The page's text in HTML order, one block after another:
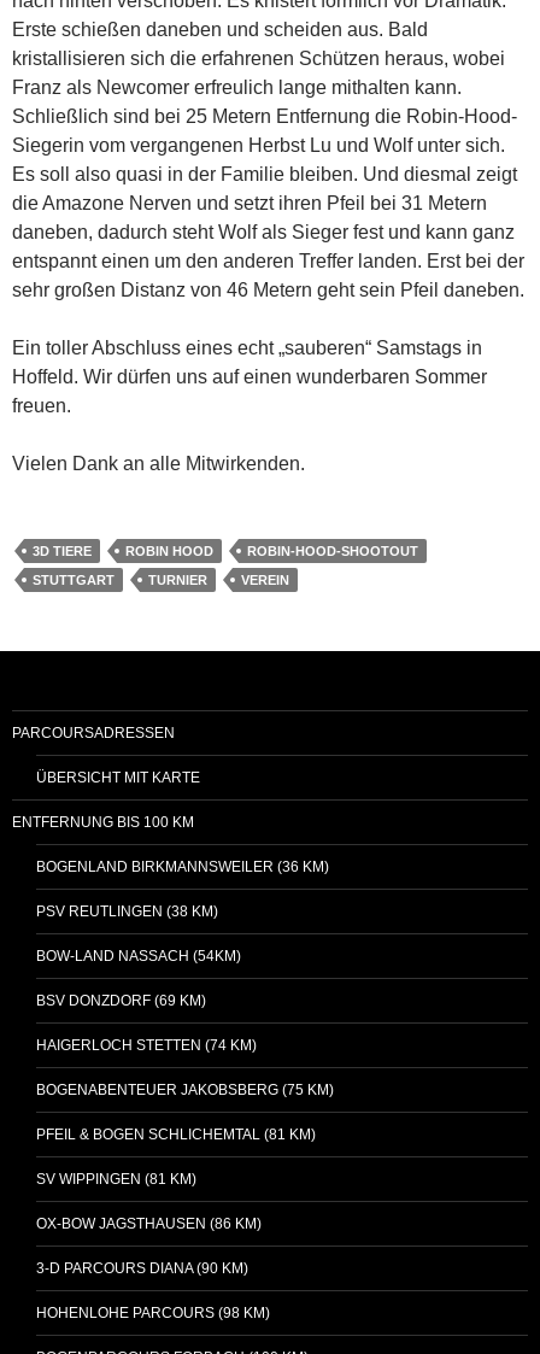
Erste schießen daneben und scheiden aus. Bald
kristallisieren sich die erfahrenen Schützen heraus, wobei
Franz als Newcomer erfreulich lange mithalten kann.
Schließlich sind bei 25 Metern Entfernung die Robin-Hood-
Siegerin vom vergangenen Herbst Lu und Wolf unter sich.
Es soll also quasi in der Familie bleiben. Und diesmal zeigt
die Amazone Nerven und setzt ihren Pfeil bei 31 Metern
daneben, dadurch steht Wolf als Sieger fest und kann ganz
entspannt einen um den anderen Treffer landen. Erst bei der
sehr großen Distanz von 46 Metern geht sein Pfeil daneben.
Ein toller Abschluss eines echt „sauberen“ Samstags in
Hoffeld. Wir dürfen uns auf einen wunderbaren Sommer
freuen.
Vielen Dank an alle Mitwirkenden.
3D TIERE ROBIN HOOD
ROBIN-HOOD-SHOOTOUT
STUTTGART
TURNIER VEREIN
PARCOURSADRESSEN
ÜBERSICHT MIT KARTE
ENTFERNUNG BIS 100 KM
BOGENLAND BIRKMANNSWEILER (36 KM)
PSV REUTLINGEN (38 KM)
BOW-LAND NASSACH (54KM)
BSV DONZDORF (69 KM)
HAIGERLOCH STETTEN (74 KM)
BOGENABENTEUER JAKOBSBERG (75 KM)
PFEIL & BOGEN SCHLICHEMTAL (81 KM)
SV WIPPINGEN (81 KM)
OX-BOW JAGSTHAUSEN (86 KM)
3-D PARCOURS DIANA (90 KM)
HOHENLOHE PARCOURS (98 KM)